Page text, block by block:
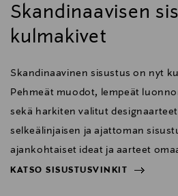
Skandinaavisen
kulmakivet
Skandinaavinen sisustus on nyt
Pehmeät muodot, lempeät
sekä harkiten valitut
selkeälinjaisen ja ajattoman
ajankohtaiset ideat ja aarteet
KATSO SISUSTUSVINKIT